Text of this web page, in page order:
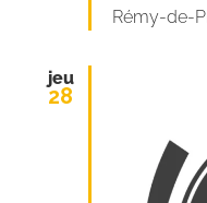
Rémy-de-
jeu
28